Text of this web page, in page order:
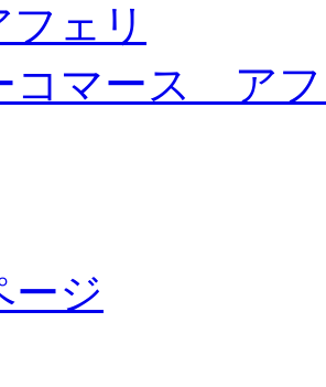
ェリ
コマース ア
ージ